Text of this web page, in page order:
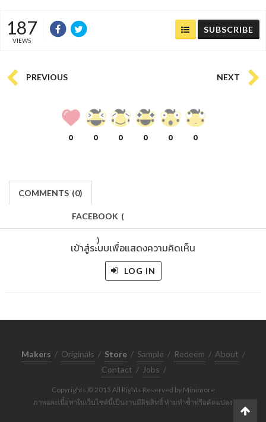
187
VIEWS
SUBSCRIBE
PREVIOUS NEXT
0 0 0 0 0 0
COMMENTS (0)
FACEBOOK (
)
เข้าสู่ระบบเพื่อแสดงความคิดเห็น
LOG IN
Makers / Originals / Store / Sample / Redeem / About /
Contact / Jobs /
Copyrights © 2015 All Rights Reserved by Minimore
ภาพและเนื้อหาในเว็บไซต์นี้เป็นงานมีลิขสิทธิ์ ห้ามทำซ้ำหรือดัดแปลง